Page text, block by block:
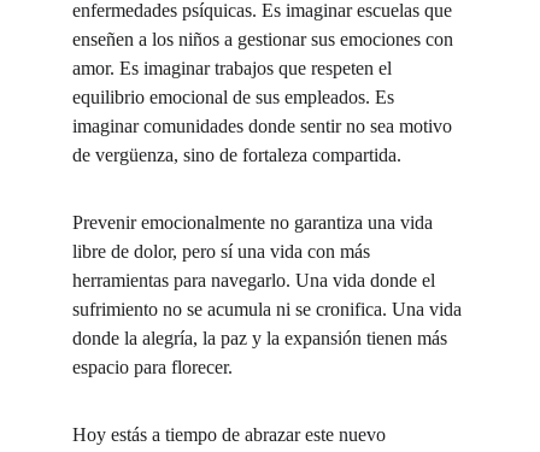
enfermedades psíquicas. Es imaginar escuelas que
enseñen a los niños a gestionar sus emociones con
amor. Es imaginar trabajos que respeten el
equilibrio emocional de sus empleados. Es
imaginar comunidades donde sentir no sea motivo
de vergüenza, sino de fortaleza compartida.
Prevenir emocionalmente no garantiza una vida
libre de dolor, pero sí una vida con más
herramientas para navegarlo. Una vida donde el
sufrimiento no se acumula ni se cronifica. Una vida
donde la alegría, la paz y la expansión tienen más
espacio para florecer.
Hoy estás a tiempo de abrazar este nuevo